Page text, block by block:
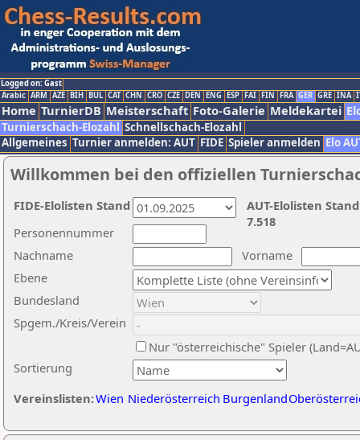
Logged on: Gast
Arabic ARM AZE BIH BUL CAT CHN CRO CZE DEN ENG ESP FAI FIN FRA GER GRE INA
Home TurnierDB Meisterschaft Foto-Galerie Meldekartei
Turnierschach-Elozahl Schnellschach-Elozahl
Allgemeines Turnier anmelden: AUT FIDE Spieler anmelden Elo
Willkommen bei den offiziellen
Nachname
Vorname
Ebene
Sortierung
Personennummer
Bundesland
Spgem./Kreis/Verein
Nur "österreichische" Spieler
Vereinslisten:Wien Niederösterreich Burgenland
AUT-Elolisten
7.518
FIDE-Elolisten Stand